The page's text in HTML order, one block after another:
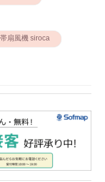
扇風機 siroca